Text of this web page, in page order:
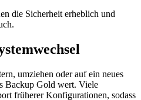
die Sicherheit erheblich und
umziehen oder auf ein neues
Backup Gold wert. Viele
früherer Konfigurationen, sodass